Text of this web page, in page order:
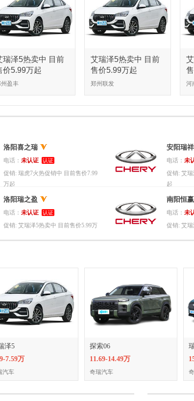
瑞泽5热卖中 目前
价5.99万起
盈丰
艾瑞泽5热卖中 目前
售价5.99万起
郑州联发 河
洛阳喜之瑞
电话： 未认证 认证
促销: 瑞虎7火热促销中 目前售价7.99
万起
安阳瑞祥
电话： 未
促销: 艾瑞
起
洛阳瑞之盈
电话： 未认证 认证
促销: 艾瑞泽5热卖中 目前售价5.99万
南阳恒赢
电话： 未
促销: 艾瑞
泽5
7.59万
汽车
探索06
11.69-14.49万
奇瑞汽车